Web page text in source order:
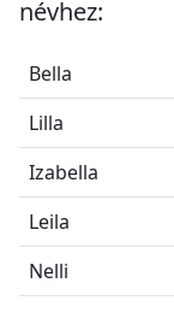
névhez:
Bella
Lilla
Izabella
Leila
Nelli